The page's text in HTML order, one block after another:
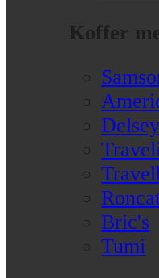
Koffer
Delsey
Bric's
Tumi